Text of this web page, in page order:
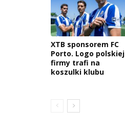
XTB sponsorem FC
Porto. Logo polskiej
firmy trafi na
koszulki klubu